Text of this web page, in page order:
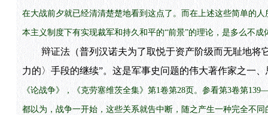
在大战前夕就已经清清楚楚地看到这点了。而在上述这些简单的
本主义制度下有实现裁军和持久和平的“前景”的理论，是多么不
辩证法（普列汉诺夫为了取悦于资产阶级而无耻地将
力的〉手段的继续”。这是军事史问题的伟大著作家之一
《论战争》，《克劳塞维茨全集》第1卷第28页。参看第3卷第
都以为，战争一开始，这些关系就告中断，随之产生一种完全不